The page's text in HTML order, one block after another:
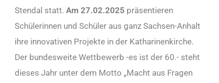
Stendal statt. Am 27.02.2025 präsentieren
Schülerinnen und Schüler aus ganz Sachsen-Anhalt
ihre innovativen Projekte in der Katharinenkirche.
Der bundesweite Wettbewerb -es ist der 60.- steht
dieses Jahr unter dem Motto „Macht aus Fragen